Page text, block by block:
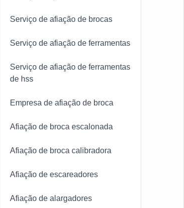
Serviço de afiação de brocas
Serviço de afiação de ferramentas
Serviço de afiação de ferramentas
de hss
Empresa de afiação de broca
Afiação de broca escalonada
Afiação de broca calibradora
Afiação de escareadores
Afiação de alargadores